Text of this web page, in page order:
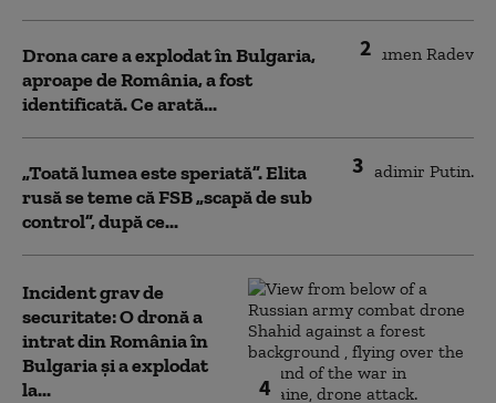
2
Drona care a explodat în Bulgaria,
aproape de România, a fost
identificată. Ce arată...
3
„Toată lumea este speriată”. Elita
rusă se teme că FSB „scapă de sub
control”, după ce...
4
Incident grav de
securitate: O dronă a
intrat din România în
Bulgaria şi a explodat
la...